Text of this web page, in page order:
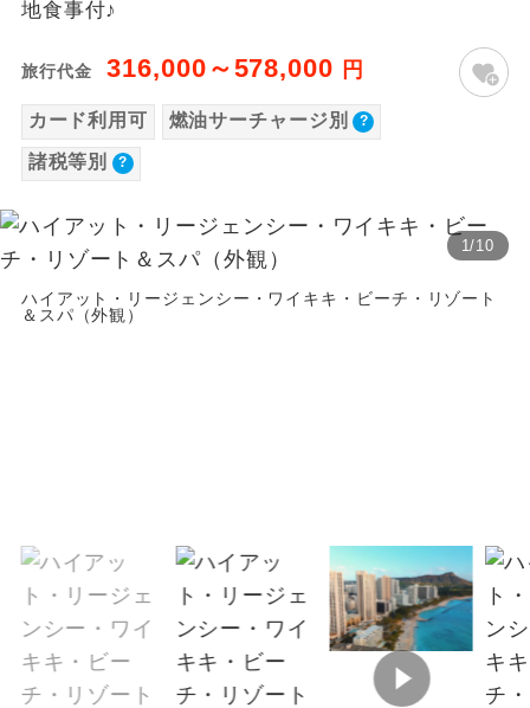
地食事付♪
旅行代金 316,000～578,000 円
カード利用可 燃油サーチャージ別
諸税等別
1/10
ハイアット・リージェンシー・ワイキキ・ビーチ・リゾート
＆スパ（外観）
歳未満）700円
【海外空港諸税等】
旅行代金に各国空港の旅客サービス施設使用
支払いが必要となります。
2026/8/9 大人（12歳以上）15,250円、子供
（2歳以上12歳未満）15,250円、幼児11,510
円
2026/11/22〜 大人（12歳以上）15,250円、
子供（2歳以上12歳未満）15,250円、幼児
11,510円
※上記以外の出発日につきましては料金確定
後にご案内いたします。
ご同行者様が異なる発着地をご希望の場合
は、当社予約センターまで連絡ください。
世界遺産
ユネスコに登録されている文化遺産や自
然遺産を訪ねるコースです。
温泉 温泉地にも宿泊するコースです。
す。
大浴場
1名様催行
1名様から出発可能な個人型プランで
す。
2名様催行
2名様から出発可能な個人型プランで
す。